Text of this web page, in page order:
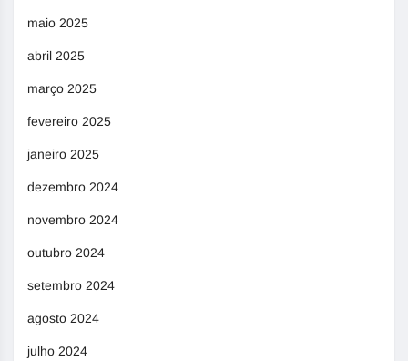
maio 2025
abril 2025
março 2025
fevereiro 2025
janeiro 2025
dezembro 2024
novembro 2024
outubro 2024
setembro 2024
agosto 2024
julho 2024